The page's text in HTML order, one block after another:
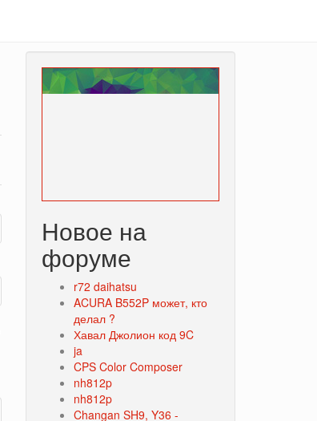
Новое на
форуме
r72 daihatsu
ACURA B552P может, кто
делал ?
Хавал Джолион код 9C
ja
CPS Color Composer
nh812p
nh812p
Changan SH9, Y36 -